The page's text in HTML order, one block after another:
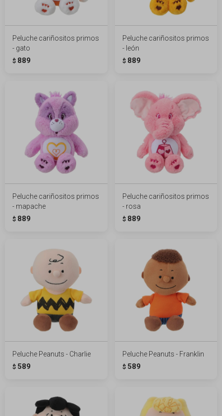
Peluche cariñositos primos
- gato
$ 889
Peluche cariñositos primos
- león
$ 889
Peluche cariñositos primos
- mapache
$ 889
Peluche cariñositos primos
- rosa
$ 889
Peluche Peanuts - Charlie
$ 589
Peluche Peanuts - Franklin
$ 589